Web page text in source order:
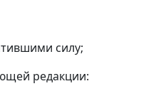
силу;
редакции: